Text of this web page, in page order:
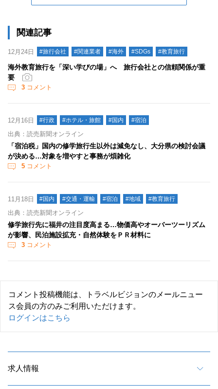
関連記事
12月24日 #旅行会社 #関連業者 #海外 #SDGs #教育旅行
海外教育旅行を「深い学びの場」へ 旅行会社との信頼関係が重
要
3 コメント
12月16日 #行政 #ホテル・旅館 #国内 #宿泊
出典：読売新聞オンライン
「宿泊税」国内の修学旅行生以外は減免なし、大分県の検討会議
が決める…対象を増やすと事務が煩雑化
5 コメント
11月18日 #国内 #交通・運輸 #宿泊 #地域 #教育旅行
出典：読売新聞オンライン
修学旅行先に福井の注目度高まる…物価高やオーバーツーリズム
が影響、民泊施設拡充・自然体験をＰＲ材料に
3 コメント
コメント投稿機能は、トラベルビジョンのメールニュー
ス会員の方のみご利用いただけます。
ログインはこちら
求人情報